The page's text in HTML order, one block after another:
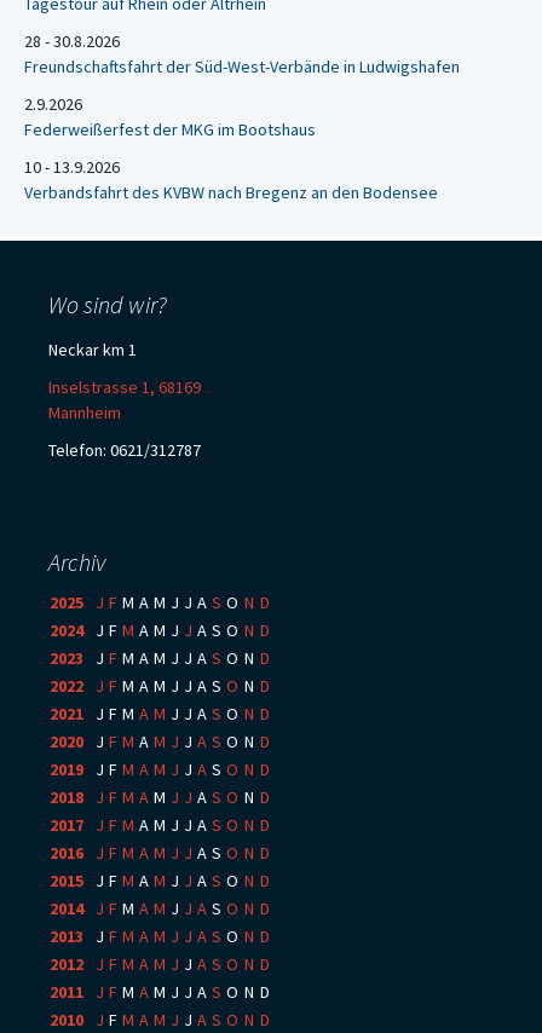
28 - 30.8.2026
Freundschaftsfahrt der Süd-West-Verbände in Ludwigshafen
2.9.2026
Federweißerfest der MKG im Bootshaus
10 - 13.9.2026
Verbandsfahrt des KVBW nach Bregenz an den Bodensee
Wo sind wir?
Neckar km 1
Inselstrasse 1, 68169
Mannheim
Telefon: 0621/312787
Archiv
2025 J F M A M J J A S O N D
2024: J F M A M J J A S O N D
2023
J F M A M J J A S O N D
2022
J F M A M J J A S O N D
2021
J F M A M J J A S O N D
2020
J F M A M J J A S O N D
2019
J F M A M J J A S O N D
2018
J F M A M J J A S O N D
2017
J F M A M J J A S O N D
2016
J F M A M J J A S O N D
2015
J F M A M J J A S O N D
2014: J F M A M J J A S O N D
2013
J F M A M J J A S O N D
2012
J F M A M J J A S O N D
2011
J F M A M J J A S O N D
2010
J F M A M J J A S O N D